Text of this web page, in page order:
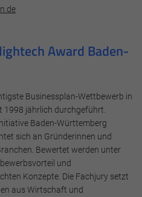
Award Baden-
Businessplan-Wettbewerb in
1998 jährlich durchgeführt.
Baden-Württemberg
sich an Gründerinnen und
Bewertet werden unter
und
Konzepte. Die Fachjury setzt
aus Wirtschaft und